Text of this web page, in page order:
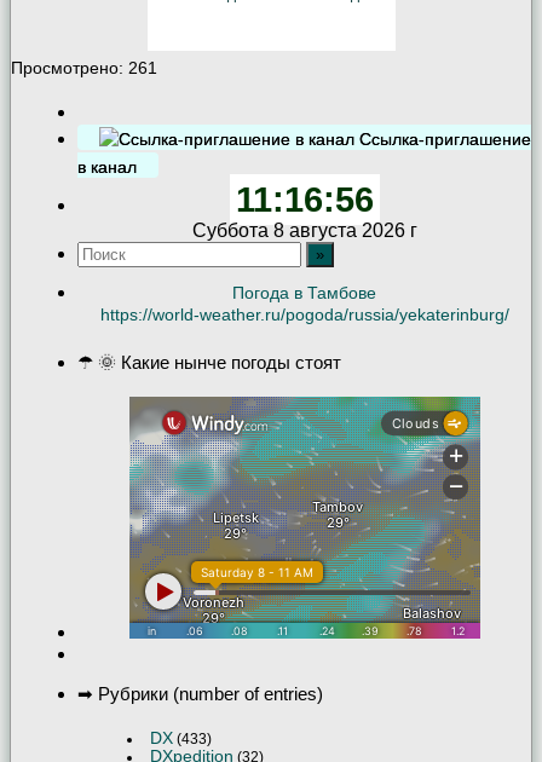
Просмотрено: 261
Ссылка-приглашение
в канал
11:16:57
Суббота 8 августа 2026 г
Погода в Тамбове
https://world-weather.ru/pogoda/russia/yekaterinburg/
☂ 🌞 Какие нынче погоды стоят
➡ Рубрики (number of entries)
DX (433)
DXpedition (32)